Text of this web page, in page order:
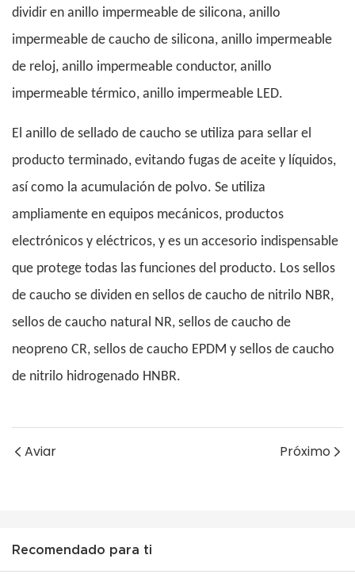
dividir en anillo impermeable de silicona, anillo
impermeable de caucho de silicona, anillo impermeable
de reloj, anillo impermeable conductor, anillo
impermeable térmico, anillo impermeable LED.
El anillo de sellado de caucho se utiliza para sellar el
producto terminado, evitando fugas de aceite y líquidos,
así como la acumulación de polvo. Se utiliza
ampliamente en equipos mecánicos, productos
electrónicos y eléctricos, y es un accesorio indispensable
que protege todas las funciones del producto. Los sellos
de caucho se dividen en sellos de caucho de nitrilo NBR,
sellos de caucho natural NR, sellos de caucho de
neopreno CR, sellos de caucho EPDM y sellos de caucho
de nitrilo hidrogenado HNBR.
Aviar Próximo
Recomendado para ti